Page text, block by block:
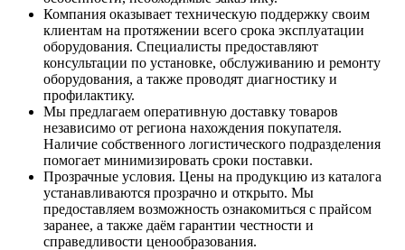
Компания оказывает техническую поддержку своим
клиентам на протяжении всего срока эксплуатации
оборудования. Специалисты предоставляют
консультации по установке, обслуживанию и ремонту
оборудования, а также проводят диагностику и
профилактику.
Мы предлагаем оперативную доставку товаров
независимо от региона нахождения покупателя.
Наличие собственного логистического подразделения
помогает минимизировать сроки поставки.
Прозрачные условия. Цены на продукцию из каталога
устанавливаются прозрачно и открыто. Мы
предоставляем возможность ознакомиться с прайсом
заранее, а также даём гарантии честности и
справедливости ценообразования.